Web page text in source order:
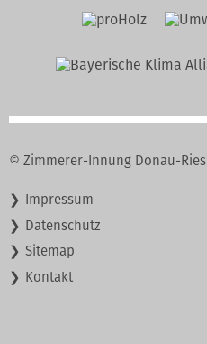
© Zimmerer-Innung Donau-Ries
Navigation
Impressum
Datenschutz
Sitemap
Kontakt